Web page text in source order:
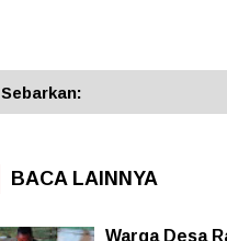
Sebarkan:
BACA LAINNYA
Warga Desa